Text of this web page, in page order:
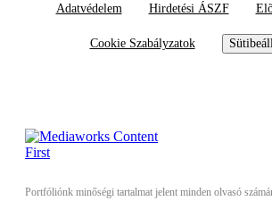
Adatvédelem Hirdetési ÁSZF
Cookie Szabályzatok
Portfóliónk minőségi tartalmat jelent minden olvasó